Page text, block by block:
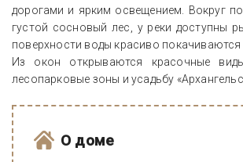
дорогами и ярким освещением. Вокруг
густой сосновый лес, у реки доступны
поверхности воды красиво покачиваются
Из окон открываются красочные
лесопарковые зоны и усадьбу
О доме